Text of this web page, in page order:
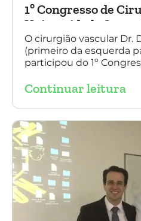
1º Congresso de
Universidade Santo
O cirurgião vascular Dr.
(primeiro da esquerda
participou do 1º
de cirurgia
Amato e do Dr. Adnam
Continuar leitura